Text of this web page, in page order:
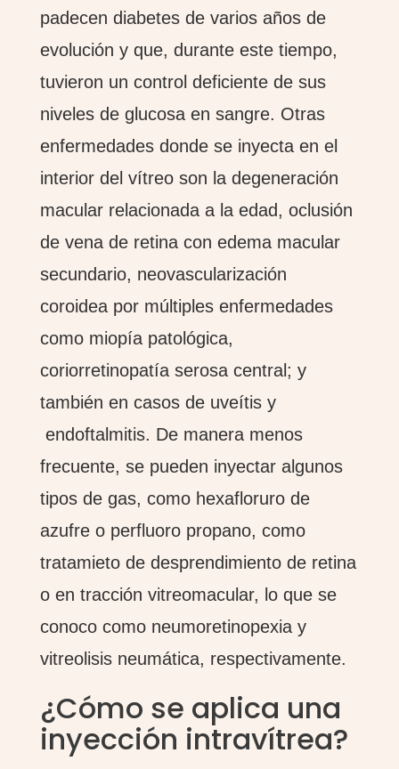
padecen diabetes de varios años de
evolución y que, durante este tiempo,
tuvieron un control deficiente de sus
niveles de glucosa en sangre. Otras
enfermedades donde se inyecta en el
interior del vítreo son la degeneración
macular relacionada a la edad, oclusión
de vena de retina con edema macular
secundario, neovascularización
coroidea por múltiples enfermedades
como miopía patológica,
coriorretinopatía serosa central; y
también en casos de uveítis y
endoftalmitis. De manera menos
frecuente, se pueden inyectar algunos
tipos de gas, como hexafloruro de
azufre o perfluoro propano, como
tratamieto de desprendimiento de retina
o en tracción vitreomacular, lo que se
conoco como neumoretinopexia y
vitreolisis neumática, respectivamente.
¿Cómo se aplica una
inyección intravítrea?